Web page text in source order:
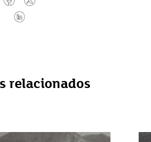
relacionados